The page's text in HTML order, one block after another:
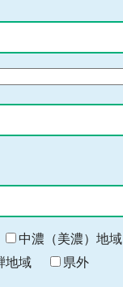
中濃（美濃）地域
地域 県外